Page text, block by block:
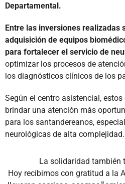
Departamental.
Entre las inversiones realizadas
adquisición de equipos
para fortalecer el servicio de
optimizar los procesos de
los diagnósticos clínicos de los
Según el centro asistencial,
brindar una atención más
para los santandereanos,
neurológicas de alta complejidad.
La solidaridad también
Hoy recibimos con gratitud a la